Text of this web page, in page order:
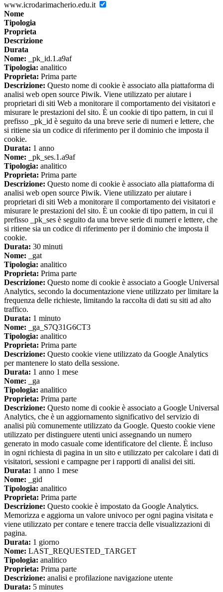
www.icrodarimacherio.edu.it
Nome
Tipologia
Proprieta
Descrizione
Durata
Nome: _pk_id.1.a9af
Tipologia: analitico
Proprieta: Prima parte
Descrizione: Questo nome di cookie è associato alla piattaforma di
analisi web open source Piwik. Viene utilizzato per aiutare i
proprietari di siti Web a monitorare il comportamento dei visitatori e
misurare le prestazioni del sito. È un cookie di tipo pattern, in cui il
prefisso _pk_id è seguito da una breve serie di numeri e lettere, che
si ritiene sia un codice di riferimento per il dominio che imposta il
cookie.
Durata: 1 anno
Nome: _pk_ses.1.a9af
Tipologia: analitico
Proprieta: Prima parte
Descrizione: Questo nome di cookie è associato alla piattaforma di
analisi web open source Piwik. Viene utilizzato per aiutare i
proprietari di siti Web a monitorare il comportamento dei visitatori e
misurare le prestazioni del sito. È un cookie di tipo pattern, in cui il
prefisso _pk_ses è seguito da una breve serie di numeri e lettere, che
si ritiene sia un codice di riferimento per il dominio che imposta il
cookie.
Durata: 30 minuti
Nome: _gat
Tipologia: analitico
Proprieta: Prima parte
Descrizione: Questo nome di cookie è associato a Google Universal
Analytics, secondo la documentazione viene utilizzato per limitare la
frequenza delle richieste, limitando la raccolta di dati su siti ad alto
traffico.
Durata: 1 minuto
Nome: _ga_S7Q31G6CT3
Tipologia: analitico
Proprieta: Prima parte
Descrizione: Questo cookie viene utilizzato da Google Analytics
per mantenere lo stato della sessione.
Durata: 1 anno 1 mese
Nome: _ga
Tipologia: analitico
Proprieta: Prima parte
Descrizione: Questo nome di cookie è associato a Google Universal
Analytics, che è un aggiornamento significativo del servizio di
analisi più comunemente utilizzato da Google. Questo cookie viene
utilizzato per distinguere utenti unici assegnando un numero
generato in modo casuale come identificatore del cliente. È incluso
in ogni richiesta di pagina in un sito e utilizzato per calcolare i dati di
visitatori, sessioni e campagne per i rapporti di analisi dei siti.
Durata: 1 anno 1 mese
Nome: _gid
Tipologia: analitico
Proprieta: Prima parte
Descrizione: Questo cookie è impostato da Google Analytics.
Memorizza e aggiorna un valore univoco per ogni pagina visitata e
viene utilizzato per contare e tenere traccia delle visualizzazioni di
pagina.
Durata: 1 giorno
Nome: LAST_REQUESTED_TARGET
Tipologia: analitico
Proprieta: Prima parte
Descrizione: analisi e profilazione navigazione utente
Durata: 5 minutes